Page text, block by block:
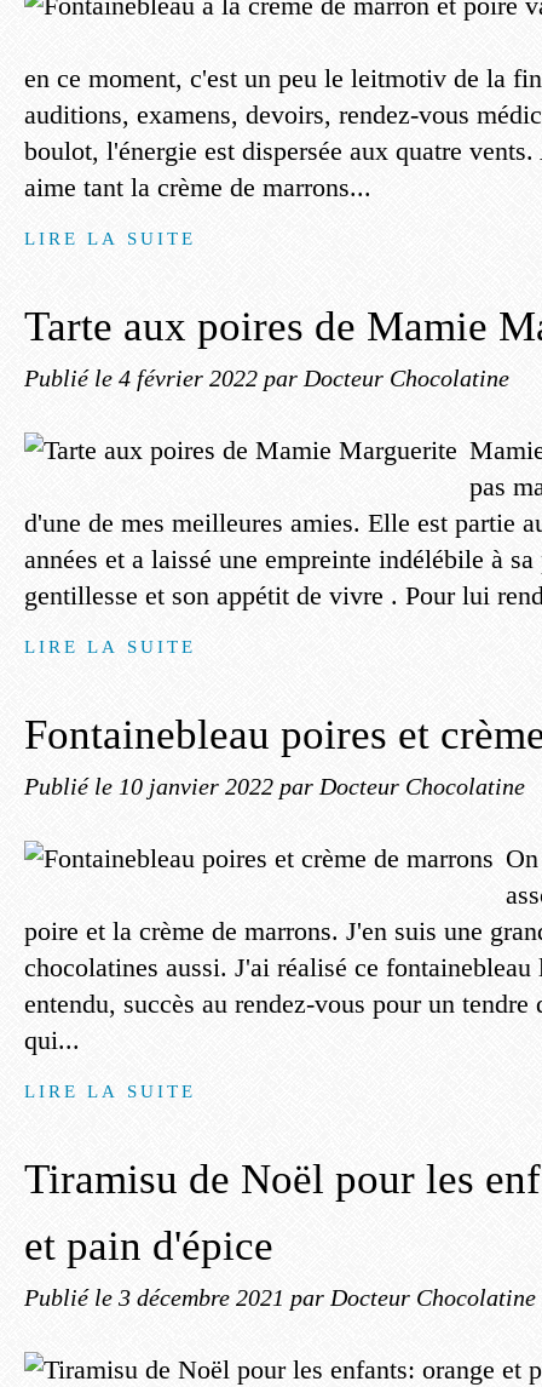
en ce moment, c'est un peu le leitmotiv de la
auditions, examens, devoirs, rendez-vous
boulot, l'énergie est dispersée aux quatre
aime tant la crème de marrons...
LIRE LA SUITE
Tarte aux poires de Mamie
Publié le 4 février 2022 par Docteur Chocolatine
pas
d'une de mes meilleures amies. Elle est partie
années et a laissé une empreinte indélébile à
gentillesse et son appétit de vivre . Pour lui
LIRE LA SUITE
Fontainebleau poires et
Publié le 10 janvier 2022 par Docteur Chocolatine
poire et la crème de marrons. J'en suis une
chocolatines aussi. J'ai réalisé ce
entendu, succès au rendez-vous pour un tendre
qui...
LIRE LA SUITE
Tiramisu de Noël pour les
et pain d'épice
Publié le 3 décembre 2021 par Docteur Chocolatine